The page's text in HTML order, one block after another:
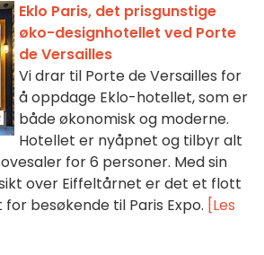
Eklo Paris, det prisgunstige
øko-designhotellet ved Porte
de Versailles
Vi drar til Porte de Versailles for
å oppdage Eklo-hotellet, som er
både økonomisk og moderne.
Hotellet er nyåpnet og tilbyr alt
for 6 personer. Med sin
over Eiffeltårnet er det et flott
besøkende til Paris Expo. [Les